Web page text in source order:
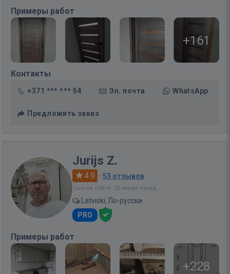
Примеры работ
+161
Контакты
+371 *** *** 54 Эл. почта WhatsApp
Предложить заказ
Jurijs Z.
4.9 · 53 отзывов
Был на сайте: 29 минут назад
Latviski, По-русски
PRO
Примеры работ
+228